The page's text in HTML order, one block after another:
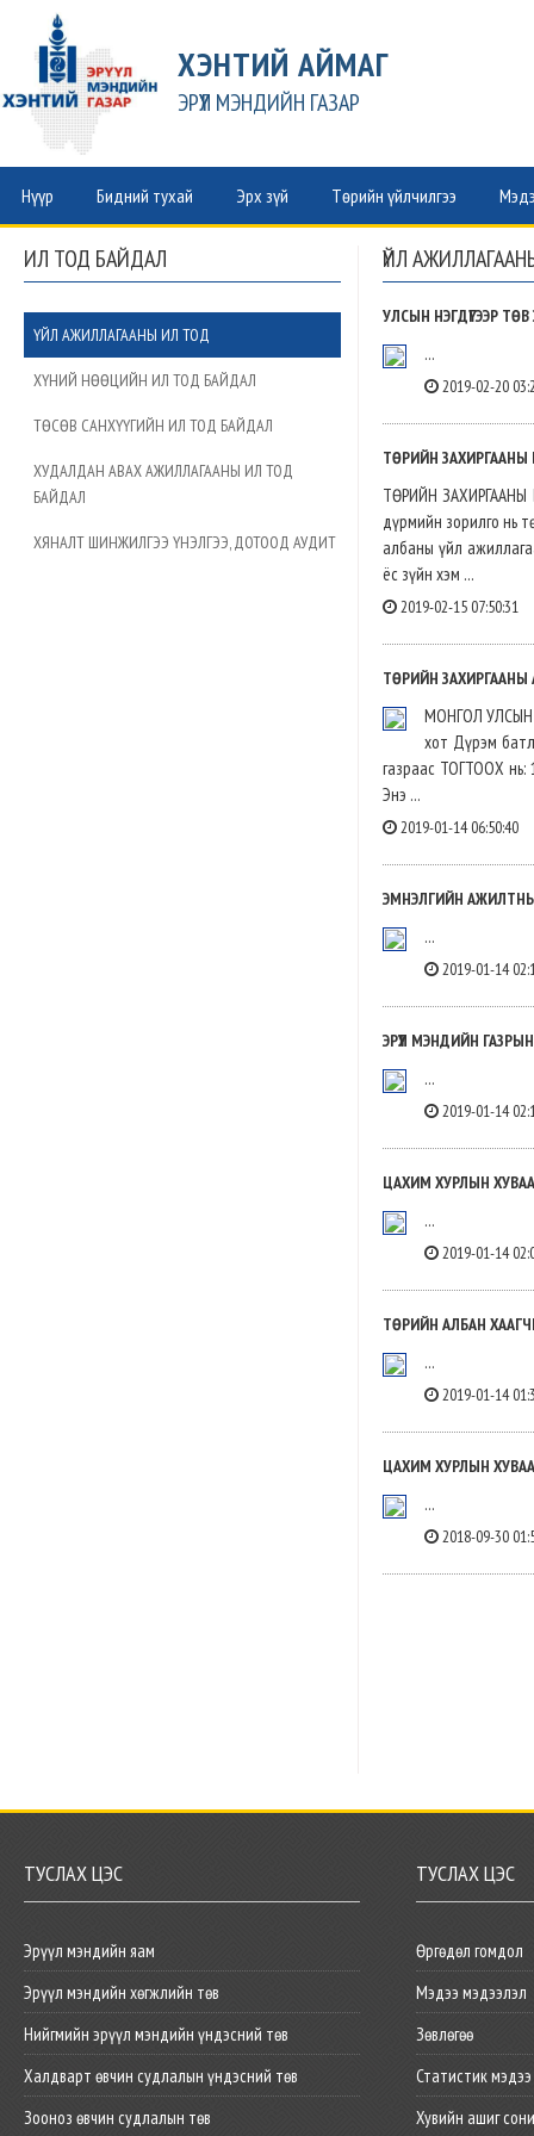
ХЭНТИЙ АЙМАГ
ЭРҮҮЛ МЭНДИЙН ГАЗАР
Нүүр Бидний тухай Эрх зүй Төрийн үйлчилгээ
ИЛ ТОД БАЙДАЛ
ҮЙЛ АЖИЛЛАГААНЫ ИЛ ТОД
ХҮНИЙ НӨӨЦИЙН ИЛ ТОД БАЙДАЛ
ТӨСӨВ САНХҮҮГИЙН ИЛ ТОД БАЙДАЛ
ХУДАЛДАН АВАХ АЖИЛЛАГААНЫ ИЛ ТОД
БАЙДАЛ
ХЯНАЛТ ШИНЖИЛГЭЭ ҮНЭЛГЭЭ, ДОТООД АУДИТ
ҮЙЛ
УЛСЫН НЭГДҮГЭЭР
...
2019-02-20
ТӨРИЙН ЗАХИРГААНЫ
ТӨРИЙН ЗАХИРГААНЫ
дүрмийн зорилго нь
албаны үйл
ёс зүйн хэм ...
2019-02-15 07:50:31
ТӨРИЙН ЗАХИРГААНЫ
МОНГОЛ УЛСЫН
хот Дүрэм
газраас ТОГТООХ нь:
Энэ ...
2019-01-14 06:50:40
ЭМНЭЛГИЙН
...
2019-01-14
ЭРҮҮЛ МЭНДИЙН
...
2019-01-14
ЦАХИМ ХУРЛЫН
...
2019-01-14
ТӨРИЙН АЛБАН
...
2019-01-14
ЦАХИМ ХУРЛЫН
...
2018-09-30
ТУСЛАХ ЦЭС
Эрүүл мэндийн яам
Эрүүл мэндийн хөгжлийн төв
Нийгмийн эрүүл мэндийн үндэсний төв
Халдварт өвчин судлалын үндэсний төв
Зооноз өвчин судлалын төв
ТУСЛАХ ЦЭС
Өргөдөл гомдол
Мэдээ мэдээлэл
Зөвлөгөө
Статистик мэдээ
Хувийн ашиг